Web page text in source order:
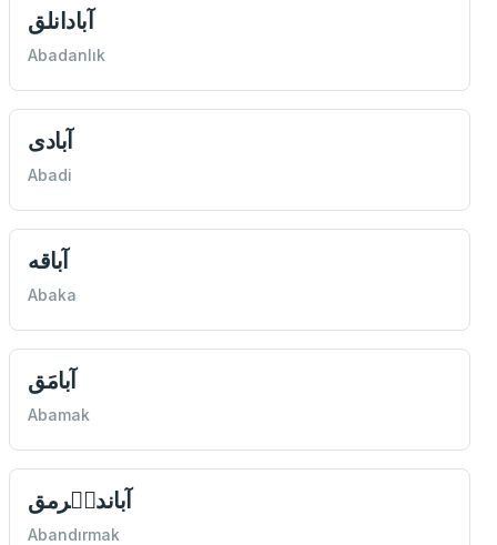
آبادانلق
Abadanlık
آبادى
Abadi
آباقه‌
Abaka
آبامَق
Abamak
آباندىٖرمق
Abandırmak